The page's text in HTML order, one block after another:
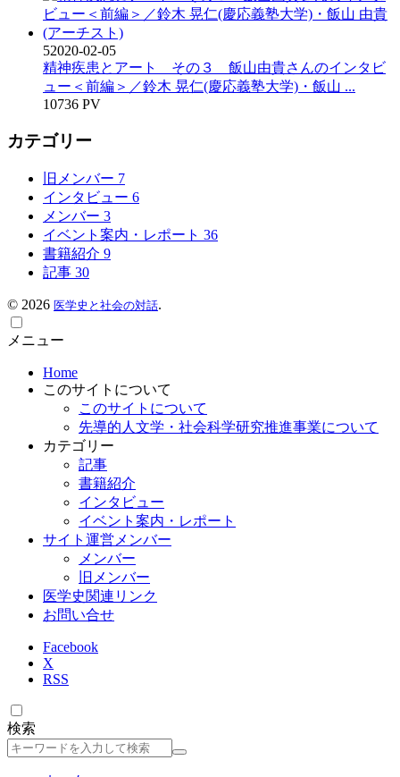
52020-02-05
精神疾患とアート その３ 飯山由貴さんのインタビ
ュー＜前編＞／鈴木 晃仁(慶応義塾大学)・飯山 ...
10736 PV
カテゴリー
旧メンバー 7
インタビュー 6
メンバー 3
イベント案内・レポート 36
書籍紹介 9
記事 30
© 2026 医学史と社会の対話.
メニュー
Home
このサイトについて
このサイトについて
先導的人文学・社会科学研究推進事業について
カテゴリー
記事
書籍紹介
インタビュー
イベント案内・レポート
サイト運営メンバー
メンバー
旧メンバー
医学史関連リンク
お問い合せ
Facebook
X
RSS
検索
検